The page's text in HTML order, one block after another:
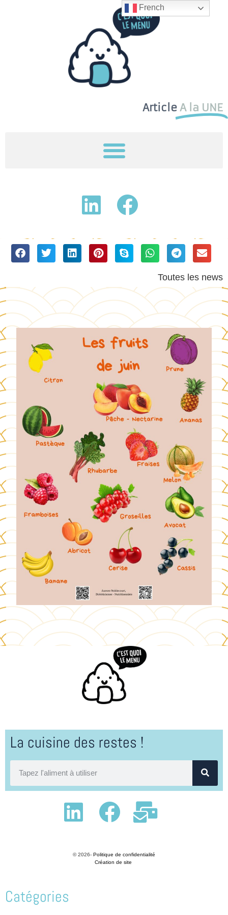
Article A la UNE
Toutes les news
Catégories
La cuisine des restes !
© 2026- Politique de confidentialité
Création de site
French